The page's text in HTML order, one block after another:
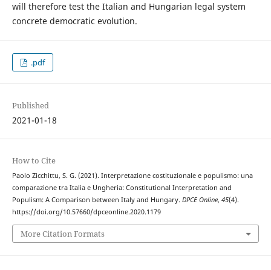
will therefore test the Italian and Hungarian legal system
concrete democratic evolution.
.pdf
Published
2021-01-18
How to Cite
Paolo Zicchittu, S. G. (2021). Interpretazione costituzionale e populismo: una
comparazione tra Italia e Ungheria: Constitutional Interpretation and
Populism: A Comparison between Italy and Hungary. DPCE Online, 45(4).
https://doi.org/10.57660/dpceonline.2020.1179
More Citation Formats